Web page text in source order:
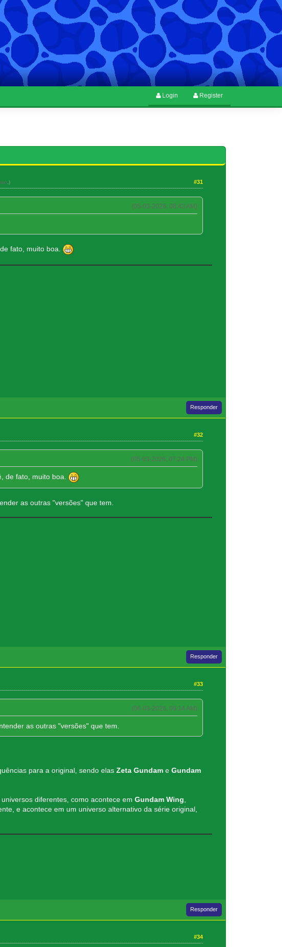
Register
Login
#31
.)
(05-03-2026, 08:43 AM)
fato, muito boa.
Responder
#32
(05-03-2026, 07:24 PM)
de fato, muito boa.
as outras "versões" que tem.
Responder
#33
(06-03-2026, 09:14 AM)
as outras "versões" que tem.
para a original, sendo elas Zeta Gundame Gundam
diferentes, como acontece em Gundam Wing,
e acontece em um universo alternativo da série original,
Responder
#34